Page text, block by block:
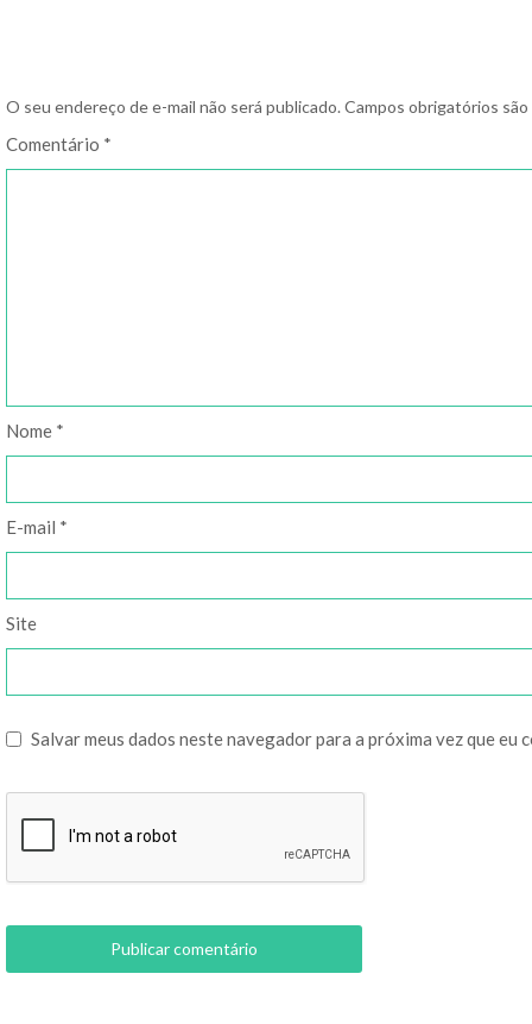
O seu endereço de e-mail não será publicado. Campos obrigatórios
Comentário *
Nome *
E-mail *
Site
Salvar meus dados neste navegador para a próxima vez que eu